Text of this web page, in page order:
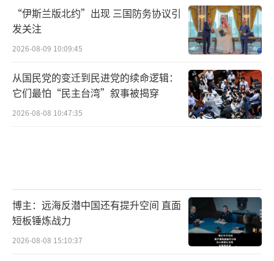
“伊斯兰版北约”出现 三国防务协议引
发关注
2026-08-09 10:09:45
从国民党的变迁到民进党的续命逻辑：
它们最怕“民主台湾”叙事被揭穿
2026-08-08 10:47:35
博主：远海反潜中国还有提升空间 直面
短板锤炼战力
2026-08-08 15:10:37